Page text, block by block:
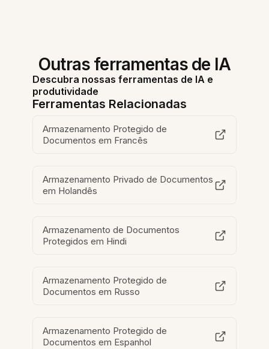
Outras ferramentas de IA
Descubra nossas ferramentas de IA e
produtividade
Ferramentas Relacionadas
Armazenamento Protegido de
Documentos em Francês
Armazenamento Privado de Documentos
em Holandês
Armazenamento de Documentos
Protegidos em Hindi
Armazenamento Protegido de
Documentos em Russo
Armazenamento Protegido de
Documentos em Espanhol